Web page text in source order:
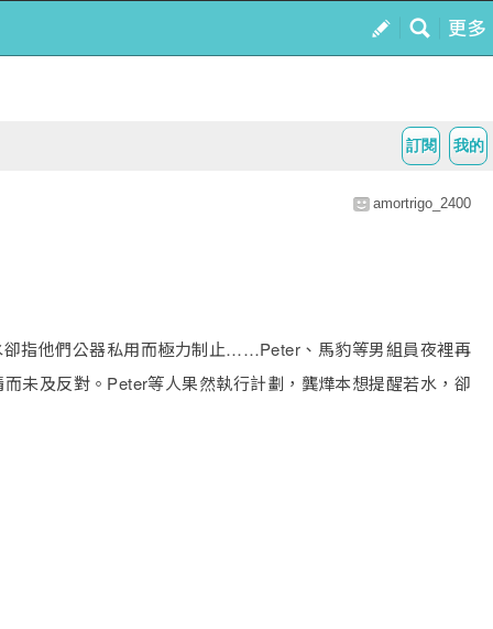
我的
訂閱
amortrigo_2400
指他們公器私用而極力制止……Peter、馬豹等男組員夜裡再
未及反對。Peter等人果然執行計劃，龔燁本想提醒若水，卻